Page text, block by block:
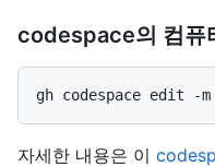
codespace의 컴퓨
자세한 내용은 이